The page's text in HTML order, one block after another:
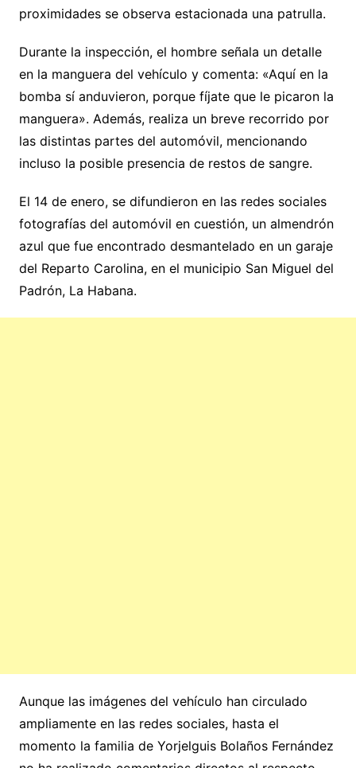
proximidades se observa estacionada una patrulla.
Durante la inspección, el hombre señala un detalle
en la manguera del vehículo y comenta: «Aquí en la
bomba sí anduvieron, porque fíjate que le picaron la
manguera». Además, realiza un breve recorrido por
las distintas partes del automóvil, mencionando
incluso la posible presencia de restos de sangre.
El 14 de enero, se difundieron en las redes sociales
fotografías del automóvil en cuestión, un almendrón
azul que fue encontrado desmantelado en un garaje
del Reparto Carolina, en el municipio San Miguel del
Padrón, La Habana.
Aunque las imágenes del vehículo han circulado
ampliamente en las redes sociales, hasta el
momento la familia de Yorjelguis Bolaños Fernández